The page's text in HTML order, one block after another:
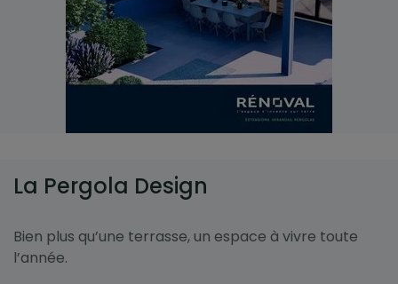
La Pergola Design
Bien plus qu’une terrasse, un espace à vivre toute
l’année.